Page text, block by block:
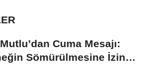
Cuma Mesajı:
Sömürülmesine İzin